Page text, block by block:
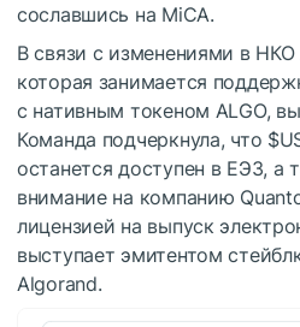
сославшись на MiCA.
В связи с изменениями в НКО
которая занимается
с нативным токеном ALGO,
Команда подчеркнула, что
останется доступен в ЕЭЗ, а
внимание на компанию
лицензией на выпуск
выступает эмитентом
Algorand.